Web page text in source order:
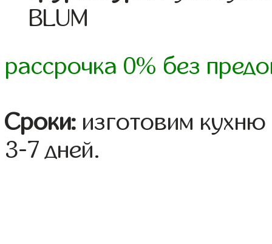
BLUM
рассрочка 0% без
Сроки: изготовим
3-7 дней.